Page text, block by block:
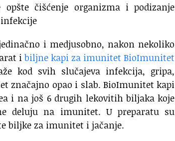
čišćenje organizma i podizanje
i medjusobno, nakon nekoliko
ibiljne kapi za imunitet BioImunitet
kod svih slučajeva infekcija, gripa,
značajno opao i slab. BioImunitet kapi
i na još 6 drugih lekovitih biljaka koje
deluju na imunitet. U preparatu su
biljke za imunitet i jačanje.